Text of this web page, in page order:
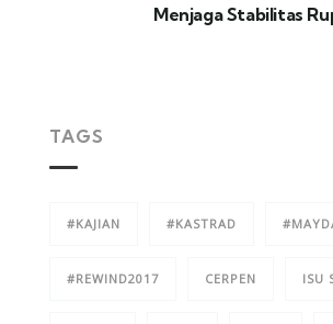
Menjaga Stabilitas
TAGS
#KAJIAN #KASTRAD
#REWIND2017 CERPEN ISU